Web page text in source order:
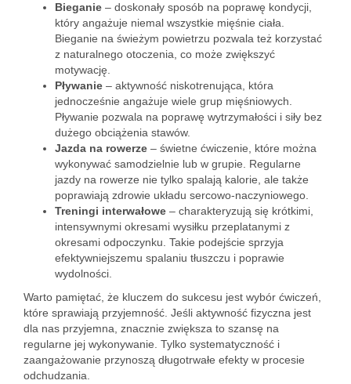
Bieganie – doskonały sposób na poprawę kondycji,
który angażuje niemal wszystkie mięśnie ciała.
Bieganie na świeżym powietrzu pozwala też korzystać
z naturalnego otoczenia, co może zwiększyć
motywację.
Pływanie – aktywność niskotrenująca, która
jednocześnie angażuje wiele grup mięśniowych.
Pływanie pozwala na poprawę wytrzymałości i siły bez
dużego obciążenia stawów.
Jazda na rowerze – świetne ćwiczenie, które można
wykonywać samodzielnie lub w grupie. Regularne
jazdy na rowerze nie tylko spalają kalorie, ale także
poprawiają zdrowie układu sercowo-naczyniowego.
Treningi interwałowe – charakteryzują się krótkimi,
intensywnymi okresami wysiłku przeplatanymi z
okresami odpoczynku. Takie podejście sprzyja
efektywniejszemu spalaniu tłuszczu i poprawie
wydolności.
Warto pamiętać, że kluczem do sukcesu jest wybór ćwiczeń,
które sprawiają przyjemność. Jeśli aktywność fizyczna jest
dla nas przyjemna, znacznie zwiększa to szansę na
regularne jej wykonywanie. Tylko systematyczność i
zaangażowanie przynoszą długotrwałe efekty w procesie
odchudzania.